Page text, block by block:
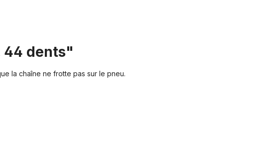
44 dents"
la chaîne ne frotte pas sur le pneu.